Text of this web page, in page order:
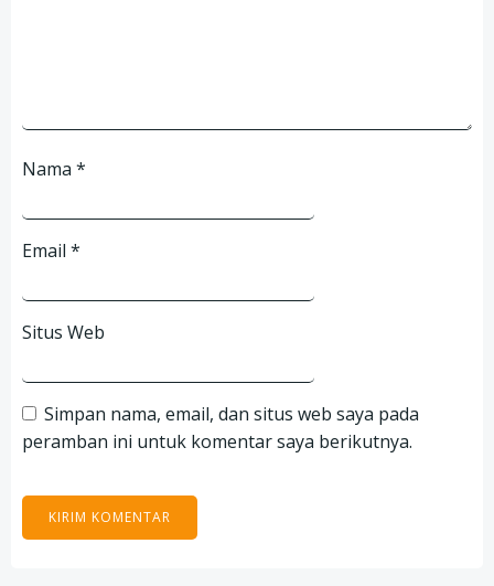
Nama *
Email *
Situs Web
Simpan nama, email, dan situs web saya pada
peramban ini untuk komentar saya berikutnya.